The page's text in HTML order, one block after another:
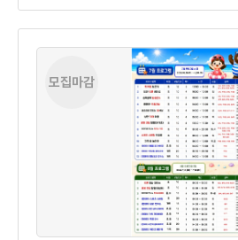
모집마감